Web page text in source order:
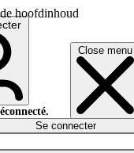
hoofdinhoud
Close menu
Se connecter